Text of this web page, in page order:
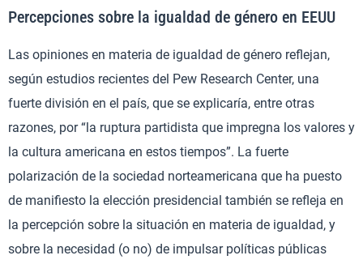
Percepciones sobre la igualdad de género en EEUU
Las opiniones en materia de igualdad de género reflejan,
según estudios recientes del Pew Research Center, una
fuerte división en el país, que se explicaría, entre otras
razones, por “la ruptura partidista que impregna los valores y
la cultura americana en estos tiempos”. La fuerte
polarización de la sociedad norteamericana que ha puesto
de manifiesto la elección presidencial también se refleja en
la percepción sobre la situación en materia de igualdad, y
sobre la necesidad (o no) de impulsar políticas públicas